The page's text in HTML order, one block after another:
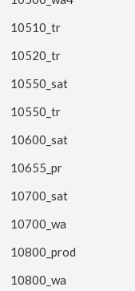
10510_tr
10520_tr
10550_sat
10550_tr
10600_sat
10655_pr
10700_sat
10700_wa
10800_prod
10800_wa